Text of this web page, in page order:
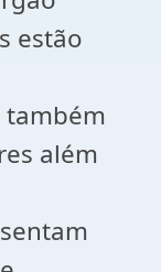
estão
além